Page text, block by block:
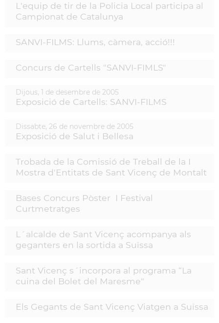
L'equip de tir de la Policia Local participa al
Campionat de Catalunya
SANVI-FILMS: Llums, càmera, acció!!!
Concurs de Cartells "SANVI-FIMLS"
Dijous, 1 de desembre de 2005
Exposició de Cartells: SANVI-FILMS
Dissabte, 26 de novembre de 2005
Exposició de Salut i Bellesa
Trobada de la Comissió de Treball de la I
Mostra d'Entitats de Sant Vicenç de Montalt
Bases Concurs Pòster I Festival
Curtmetratges
L´alcalde de Sant Vicenç acompanya als
geganters en la sortida a Suïssa
Sant Vicenç s´incorpora al programa “La
cuina del Bolet del Maresme"
Els Gegants de Sant Vicenç Viatgen a Suïssa